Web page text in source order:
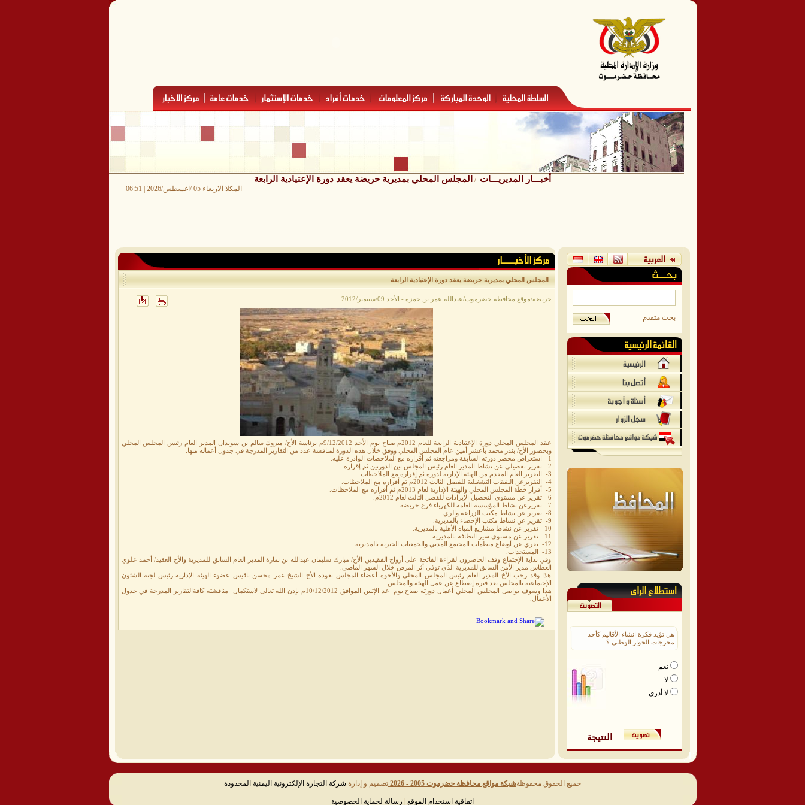
أخبـــار المديريـــات / المجلس المحلي بمديرية حريضة يعقد دورة الإعتيادية الرابعة
المكلا الاربعاء 05 /اغسطس/2026 | 06:51
المجلس المحلي بمديرية حريضة يعقد دورة الإعتيادية الرابعة
حريضة/موقع محافظة حضرموت/عبدالله عمر بن حمزة - الأحد 09/سبتمبر/2012
عقد المجلس المحلي دورة الإعتيادية الرابعة للعام 2012م صباح يوم الأحد 9/12/2012م برئاسة الأخ/ مبروك سالم بن سويدان المدير العام رئيس المجلس المحلي
وبحضور الأخ/ بندر محمد باعشر أمين عام المجلس المحلي ووفق خلال هذه الدورة لمناقشة عدد من التقارير المدرجة في جدول أعماله منها:
1- استعراض محضر دورته السابقة ومراجعته ثم أقراره مع الملاحضات الوادرة عليه.
2- تقرير تفصيلي عن نشاط المدير العام رئيس المجلس بين الدورتين ثم إقراره.
3- التقرير العام المقدم من الهيئة الإدارية لدوره ثم إقراره مع الملاحظات.
4- التقريرعن النفقات التشغيلية للفصل الثالث 2012م تم أقراره مع الملاحظات.
5- أقرار خطة المجلس المحلي والهيئة الإدارية لعام 2013م ثم أقراره مع الملاحظات.
6- تقرير عن مستوى التحصيل الإيرادات للفصل الثالث لعام 2012م.
7- تقريرعن نشاط المؤسسة العامة للكهرباء فرع حريضة.
8- تقرير عن نشاط مكتب الزراعة والري.
9- تقرير عن نشاط مكتب الإحصاء بالمديرية.
10- تقرير عن نشاط مشاريع المياه الأهلية بالمديرية.
11- تقرير عن مستوى سير النظافة بالمديرية.
12- تقري عن أوضاع منظمات المجتمع المدني والجمعيات الخيرية بالمديرية.
13- المستجدات.
وفي بداية الإجتماع وقف الحاضرون لقراءة الفاتحة على أرواح الفقيدين الأخ/ مبارك سليمان عبدالله بن نمارة المدير العام السابق للمديرية والأخ العقيد/ أحمد علوي
العطاس مدير الأمن السابق للمديرية الذي توفي أثر المرض خلال الشهر الماضي.
هذا وقد رحب الأخ المدير العام رئيس المجلس المحلي والأخوة أعضاء المجلس بعودة الأخ الشيخ عمر محسن باقيس عضوء الهيئة الإدارية رئيس لجنة الشئون
الإجتماعية بالمجلس بعد فترة إنقطاع عن عمل الهيئة والمجلس.
هذا وسوف يواصل المجلس المحلي أعمال دورته صباح يوم غد الإثنين الموافق 10/12/2012م بإذن الله تعالى لاستكمال مناقشته كافةالتقارير المدرجة في جدول
الأعمال.
بحث متقدم
هل تؤيد فكرة انشاء الأقاليم كأحد
مخرجات الحوار الوطني ؟
نعم
لا
لا أدري
النتيجة
جميع الحقوق محفوظةشبكة مواقع محافظة حضرموت 2005 - 2026 تصميم و إدارة شركة التجارة الإلكترونية اليمنية المحدودة
اتفاقية استخدام الموقع رسالة لحماية الخصوصية